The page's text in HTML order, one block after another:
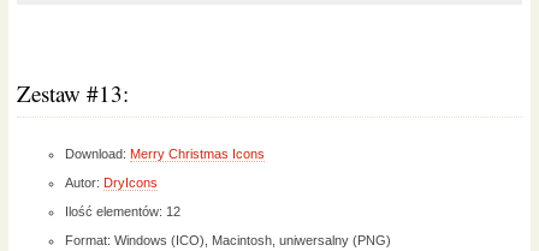
Zestaw #13:
Download: Merry Christmas Icons
Autor: DryIcons
Ilość elementów: 12
Format: Windows (ICO), Macintosh, uniwersalny (PNG)